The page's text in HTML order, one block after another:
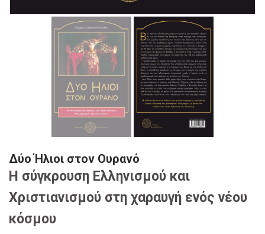
Δύο Ήλιοι στον Ουρανό
H σύγκρουση Ελληνισμού και
Χριστιανισμού στη χαραυγή ενός νέου
κόσμου